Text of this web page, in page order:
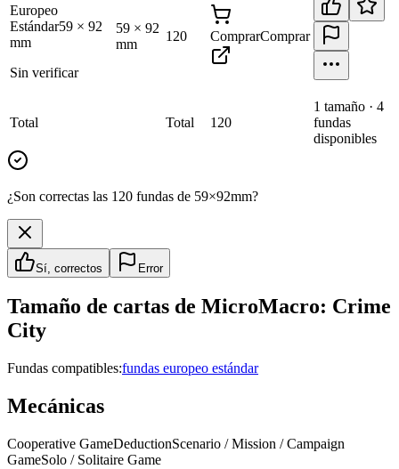
Europeo
Estándar59 × 92
mm
Sin verificar
59 × 92
mm
120 ComprarComprar
Total Total 120
1 tamaño · 4
fundas
disponibles
¿Son correctas las 120 fundas de 59×92mm?
Sí, correctos Error
Tamaño de cartas de MicroMacro: Crime
City
Fundas compatibles:fundas europeo estándar
Mecánicas
Cooperative GameDeductionScenario / Mission / Campaign
GameSolo / Solitaire Game